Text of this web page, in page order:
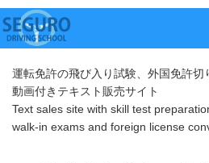
運転免許の飛び入り試験、外国免許
動画付きテキスト販売サイト
Text sales site with skill test
walk-in exams and foreign license